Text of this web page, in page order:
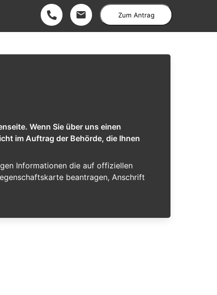
Zum Antrag
Wenn Sie über uns einen
im Auftrag der Behörde, die Ihnen
Informationen die auf offiziellen
beantragen, Anschrift